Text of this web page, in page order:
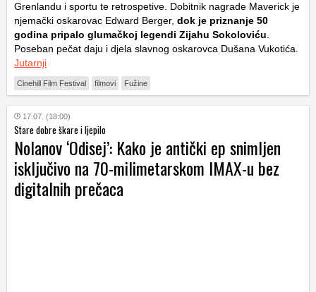
Grenlandu i sportu te retrospetive. Dobitnik nagrade Maverick je
njemački oskarovac Edward Berger, dok je priznanje 50
godina pripalo glumačkoj legendi Zijahu Sokoloviću
Poseban pečat daju i djela slavnog oskarovca Dušana Vukotića.
Jutarnji
Cinehill Film Festival filmovi Fužine
17.07. (18:00)
Stare dobre škare i ljepilo
Nolanov ‘Odisej’: Kako je antički ep snimljen
isključivo na 70-milimetarskom IMAX-u bez
digitalnih prečaca